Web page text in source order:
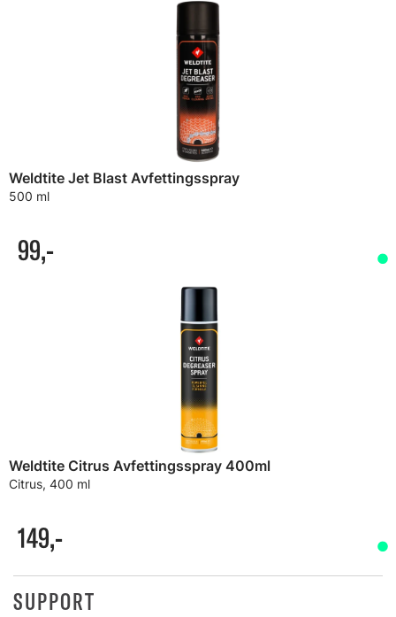
Weldtite Jet Blast Avfettingsspray
500 ml
99,-
Weldtite Citrus Avfettingsspray 400ml
Citrus, 400 ml
149,-
SUPPORT